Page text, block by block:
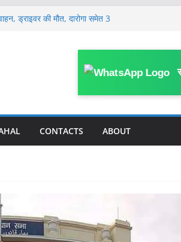
ड्राइवर की मौत, दारोगा समेत 3
कर्मियों ने किया प्रदर्शन, प्रभारी
CONTACTS ABOUT